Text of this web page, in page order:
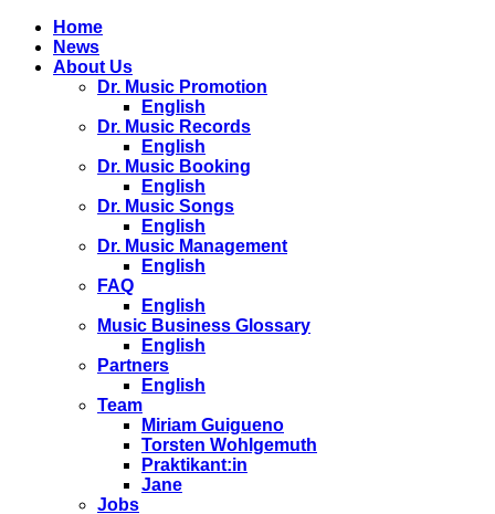
Home
News
About Us
Dr. Music Promotion
English
Dr. Music Records
English
Dr. Music Booking
English
Dr. Music Songs
English
Dr. Music Management
English
FAQ
English
Music Business Glossary
English
Partners
English
Team
Miriam Guigueno
Torsten Wohlgemuth
Praktikant:in
Jane
Jobs